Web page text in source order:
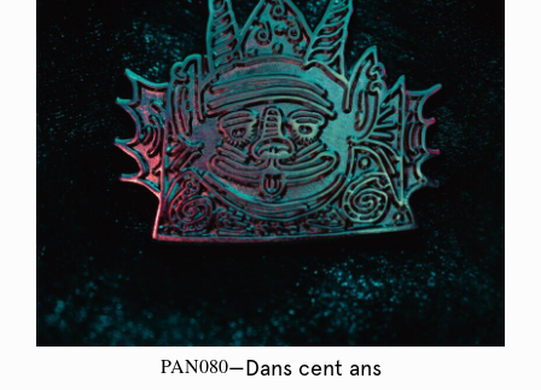
PAN080—Dans cent ans